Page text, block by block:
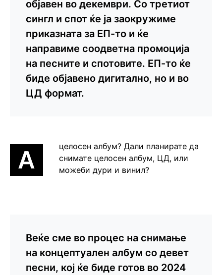
објавен во декември. Со третиот
сингл и спот ќе ја заокружиме
приказната за ЕП-то и ќе
направиме соодветна промоција
на песните и спотовите. ЕП-то ќе
биде објавено дигитално, но и во
ЦД формат.
А
целосен албум? Дали планирате да
снимате целосен албум, ЦД, или
можеби дури и винил?
Веќе сме во процес на снимање
на концептуален албум со девет
песни, кој ќе биде готов во 2024